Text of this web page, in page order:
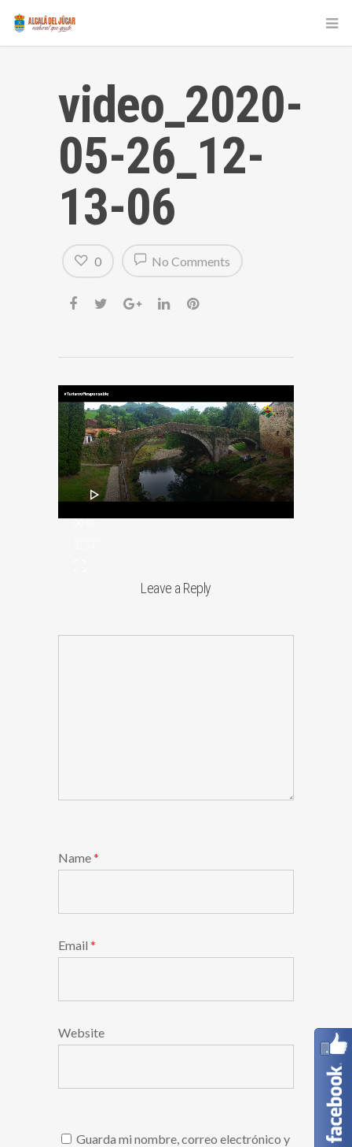
video_2020-
05-26_12-
13-06
No Comments
0
Reproductor
de
vídeo
Leave a Reply
Name*
Email *
Website
Guarda mi nombre, correo electrónico y